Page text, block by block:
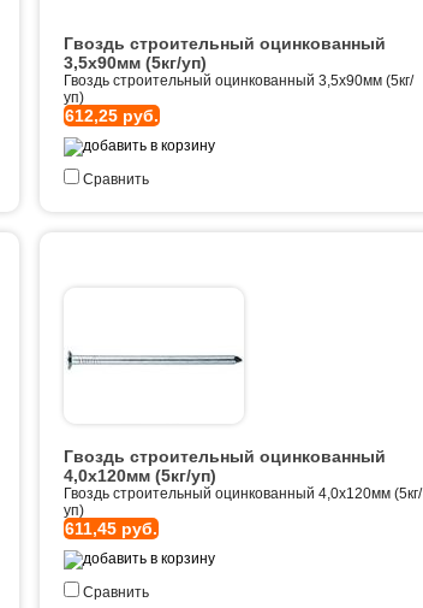
Гвоздь строительный оцинкованный
3,5х90мм (5кг/уп)
Гвоздь строительный оцинкованный 3,5х90мм (5кг/
уп)
612,25 руб.
Сравнить
Гвоздь строительный оцинкованный
4,0х120мм (5кг/уп)
Гвоздь строительный оцинкованный 4,0х120мм (5кг/
уп)
611,45 руб.
Сравнить